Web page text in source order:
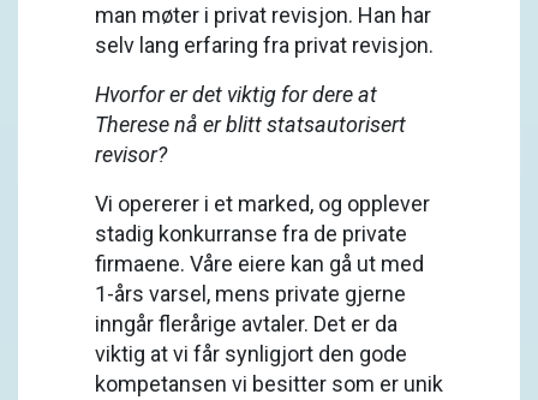
man møter i privat revisjon. Han har
selv lang erfaring fra privat revisjon.
Hvorfor er det viktig for dere at
Therese nå er blitt statsautorisert
revisor?
Vi opererer i et marked, og opplever
stadig konkurranse fra de private
firmaene. Våre eiere kan gå ut med
1-års varsel, mens private gjerne
inngår flerårige avtaler. Det er da
viktig at vi får synligjort den gode
kompetansen vi besitter som er unik